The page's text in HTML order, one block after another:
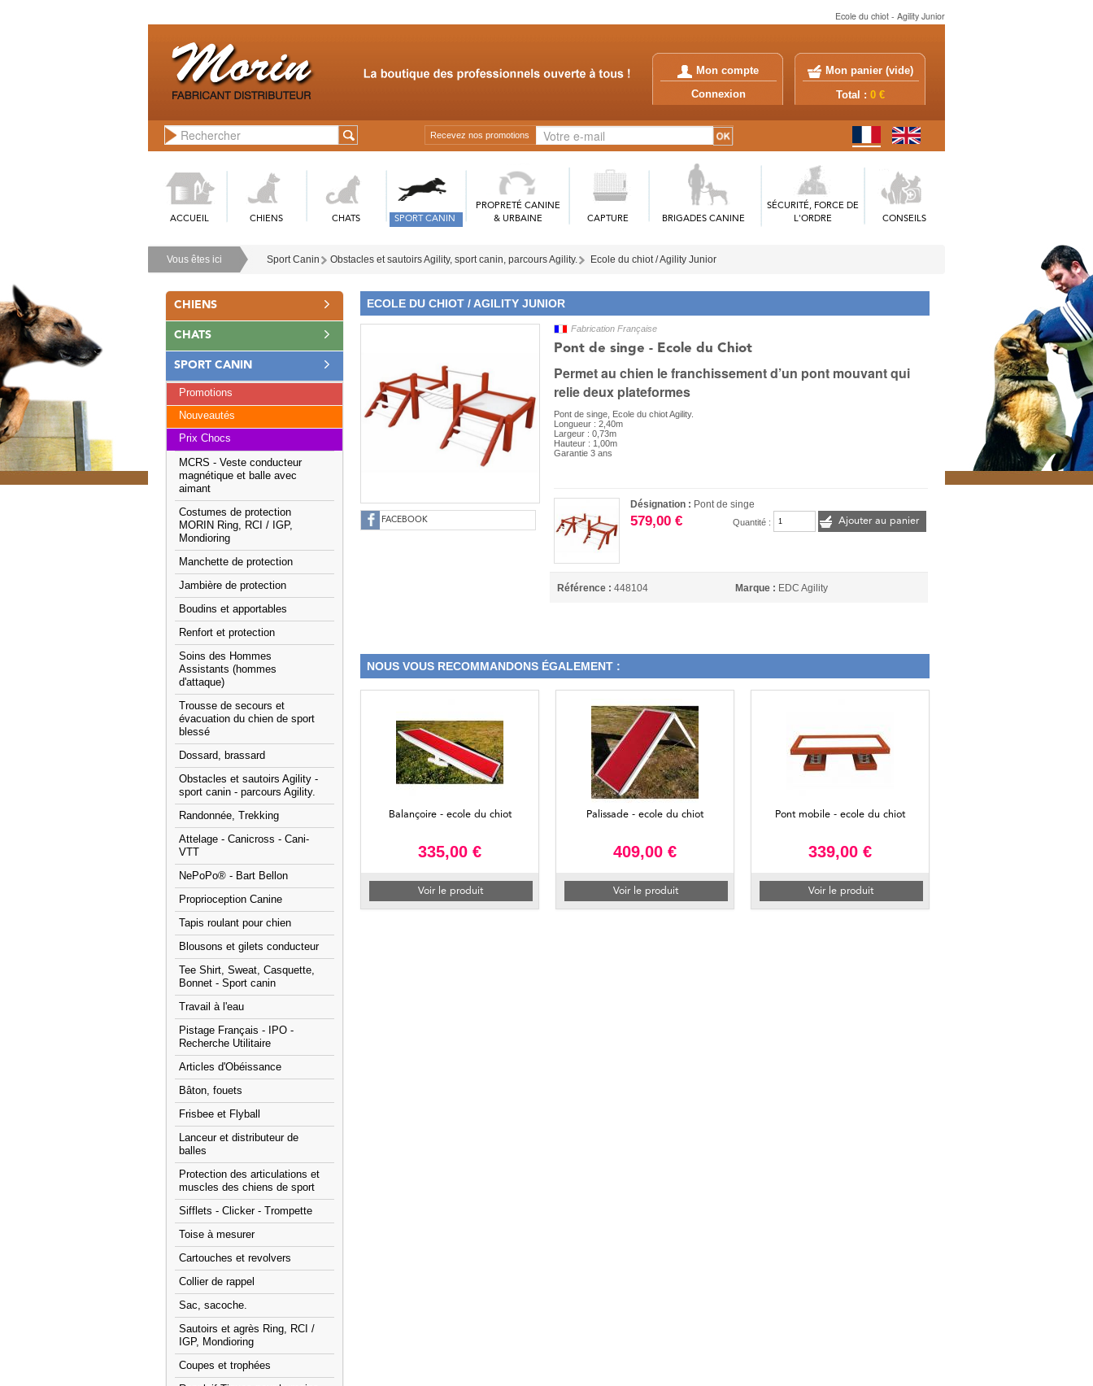
Ecole du chiot - Agility Junior
Mon compte
Connexion
Mon panier (vide)
Total : 0 €
Recevez nos promotions
ACCUEIL CHIENS CHATS SPORT CANIN
PROPRETÉ CANINE
& URBAINE
CAPTURE BRIGADES CANINE
SÉCURITÉ, FORCE DE
L'ORDRE
CONSEILS
Vous êtes ici Sport Canin Obstacles et sautoirs Agility, sport canin, parcours Agility. Ecole du chiot / Agility Junior
CHIENS
CHATS
SPORT CANIN
Promotions
Nouveautés
Prix Chocs
MCRS - Veste conducteur
magnétique et balle avec
aimant
Costumes de protection
MORIN Ring, RCI / IGP,
Mondioring
Manchette de protection
Jambière de protection
Boudins et apportables
Renfort et protection
Soins des Hommes
Assistants (hommes
d'attaque)
Trousse de secours et
évacuation du chien de sport
blessé
Dossard, brassard
Obstacles et sautoirs Agility -
sport canin - parcours Agility.
Randonnée, Trekking
Attelage - Canicross - Cani-
VTT
NePoPo® - Bart Bellon
Proprioception Canine
Tapis roulant pour chien
Blousons et gilets conducteur
Tee Shirt, Sweat, Casquette,
Bonnet - Sport canin
Travail à l'eau
Pistage Français - IPO -
Recherche Utilitaire
Articles d'Obéissance
Bâton, fouets
Frisbee et Flyball
Lanceur et distributeur de
balles
Protection des articulations et
muscles des chiens de sport
Sifflets - Clicker - Trompette
Toise à mesurer
Cartouches et revolvers
Collier de rappel
Sac, sacoche.
Sautoirs et agrès Ring, RCI /
IGP, Mondioring
Coupes et trophées
ECOLE DU CHIOT / AGILITY JUNIOR
FACEBOOK
Fabrication Française
Pont de singe - Ecole du Chiot
Permet au chien le franchissement d’un pont mouvant qui
relie deux plateformes
Pont de singe, Ecole du chiot Agility.
Longueur : 2,40m
Largeur : 0,73m
Hauteur : 1,00m
Garantie 3 ans
Désignation : Pont de singe
579,00 € Quantité : Ajouter au panier
Référence : 448104 Marque : EDC Agility
NOUS VOUS RECOMMANDONS ÉGALEMENT :
Balançoire - ecole du chiot
335,00 €
Voir le produit
Palissade - ecole du chiot
409,00 €
Voir le produit
Pont mobile - ecole du chiot
339,00 €
Voir le produit